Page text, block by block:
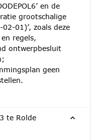
en de
grootschalige
01)’, zoals deze
regels,
ontwerpbesluit
geen
te Rolde